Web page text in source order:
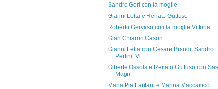
Sandro Gori con la moglie
Gianni Letta e Renato Guttuso
Roberto Gervaso con la moglie Vittoria
Gian Chiaron Casoni
Gianni Letta con Cesare Brandi, Sandro
Pertini, Vi...
Giberte Ossola e Renato Guttuso con
Magri
Maria Pia Fanfani e Marina Maccanico